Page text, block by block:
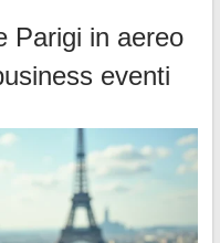
Parigi in aereo
eventi